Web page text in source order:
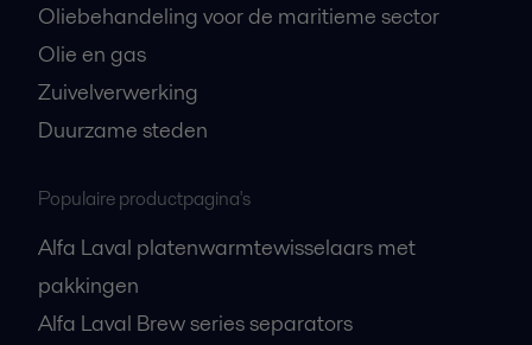
Oliebehandeling voor de maritieme sector
Olie en gas
Zuivelverwerking
Duurzame steden
Populaire productpagina's
Alfa Laval platenwarmtewisselaars met
pakkingen
Alfa Laval Brew series separators